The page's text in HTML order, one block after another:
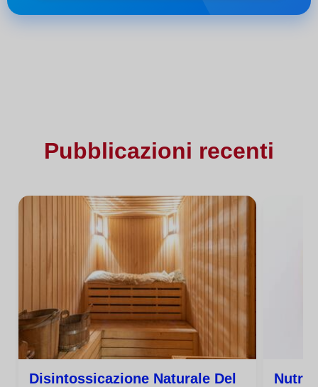
Pubblicazioni recenti
Disintossicazione Naturale Del